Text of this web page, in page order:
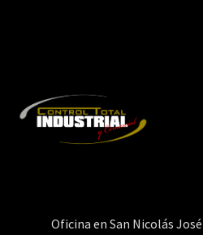
Oficina en San Nicolás